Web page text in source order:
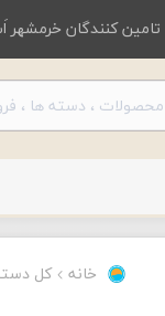
کنندگان
خانه کل